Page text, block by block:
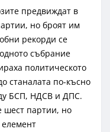
предвиждат в
но броят им
рекорди се
събрание
политическото
станалата по-късно
БСП, НДСВ и ДПС.
шест партии, но